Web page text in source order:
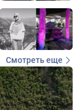
Смотреть еще